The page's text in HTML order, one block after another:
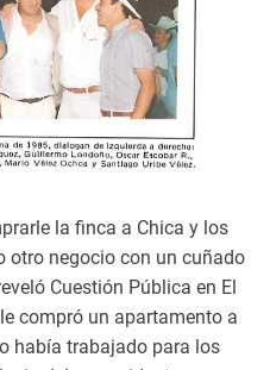
la finca a Chica y los
otro negocio con un cuñado
Cuestión Pública en El
compró un apartamento a
había trabajado para los